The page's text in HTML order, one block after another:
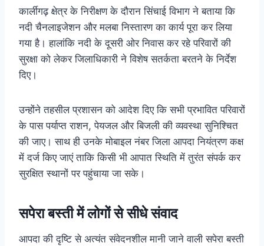
कार्लीगढ़ क्षेत्र के निरीक्षण के दौरान सिंचाई विभाग ने बताया कि
नदी चैनलाइजेशन और मलबा निस्तारण का कार्य पूरा कर लिया
गया है। हालांकि नदी के दूसरी ओर निवास कर रहे परिवारों की
सुरक्षा को लेकर जिलाधिकारी ने विशेष सतर्कता बरतने के निर्देश
दिए।
उन्होंने तहसील प्रशासन को आदेश दिए कि सभी प्रभावित परिवारों
के पास पर्याप्त राशन, पेयजल और बिजली की व्यवस्था सुनिश्चित
की जाए। साथ ही उनके मोबाइल नंबर जिला आपदा नियंत्रण कक्ष
में दर्ज किए जाएं ताकि किसी भी आपात स्थिति में तुरंत संपर्क कर
सुरक्षित स्थानों पर पहुंचाया जा सके।
सपेरा बस्ती में लोगों से सीधे संवाद
आपदा की दृष्टि से अत्यंत संवेदनशील मानी जाने वाली सपेरा बस्ती